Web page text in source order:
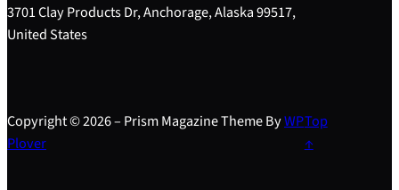
3701 Clay Products Dr, Anchorage, Alaska 99517,
United States
Copyright © 2026 – Prism Magazine Theme ByWP
Plover
Top
↑